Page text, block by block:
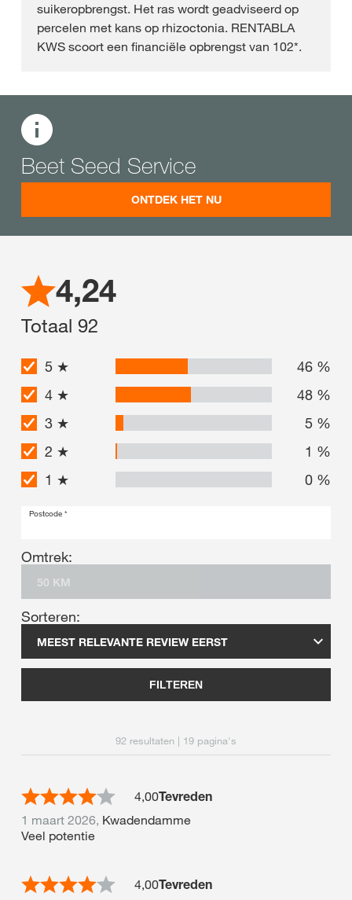
suikeropbrengst. Het ras wordt geadviseerd op
percelen met kans op rhizoctonia. RENTABLA
KWS scoort een financiële opbrengst van 102*.
Beet Seed Service
ONTDEK HET NU
4,24
Totaal 92
5 ★ 46 %
4 ★
48 %
3 ★
5 %
2 ★
1 %
1 ★
0 %
Postcode *
Omtrek:
FILTEREN
Sorteren:
92 resultaten | 19 pagina's
4,00Tevreden
1 maart 2026, Kwadendamme
Veel potentie
4,00Tevreden